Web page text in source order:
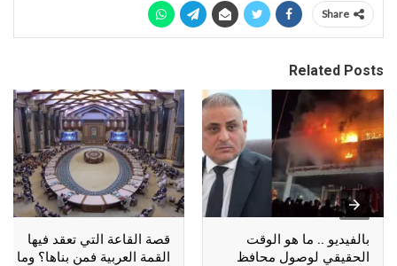
Share
Related Posts
بالفيديو .. ما هو الوقت
الحقيقي لوصول محافظ
قصة القاعة التي تعقد فيها
القمة العربية فمن بناها؟ وما